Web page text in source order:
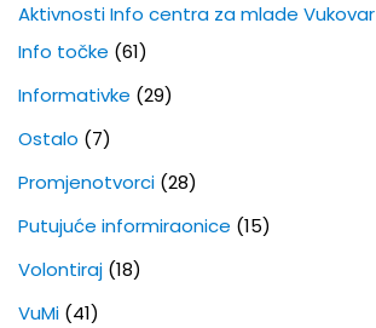
Aktivnosti Info centra za mlade Vukovar
Info točke (61)
Informativke (29)
Ostalo (7)
Promjenotvorci (28)
Putujuće informiraonice (15)
Volontiraj (18)
VuMi (41)